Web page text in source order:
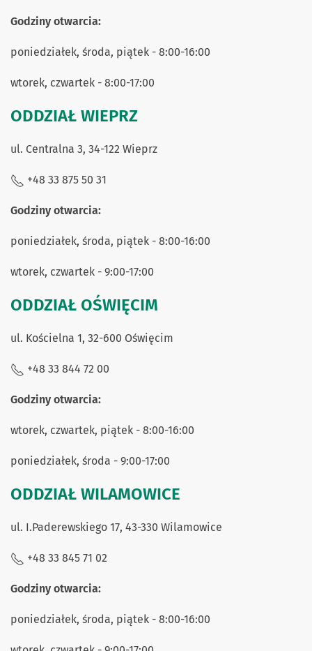
Godziny otwarcia:
poniedziałek, środa, piątek - 8:00-16:00
wtorek, czwartek - 8:00-17:00
ODDZIAŁ WIEPRZ
ul. Centralna 3, 34-122 Wieprz
+48 33 875 50 31
Godziny otwarcia:
poniedziałek, środa, piątek - 8:00-16:00
wtorek, czwartek - 9:00-17:00
ODDZIAŁ OŚWIĘCIM
ul. Kościelna 1, 32-600 Oświęcim
+48 33 844 72 00
Godziny otwarcia:
wtorek, czwartek, piątek - 8:00-16:00
poniedziałek, środa - 9:00-17:00
ODDZIAŁ WILAMOWICE
ul. I.Paderewskiego 17, 43-330 Wilamowice
+48 33 845 71 02
Godziny otwarcia:
poniedziałek, środa, piątek - 8:00-16:00